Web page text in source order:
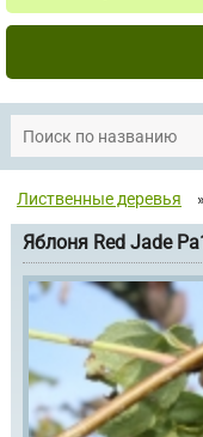
Лиственные деревья »
Яблоня Red Jade